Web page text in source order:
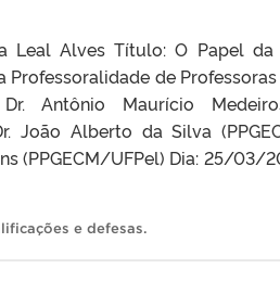
Leal Alves Título: O Papel
Professoralidade de
Antônio Maurício
João Alberto da Silva
(PPGECM/UFPel) Dia: 25/03/
e defesas.